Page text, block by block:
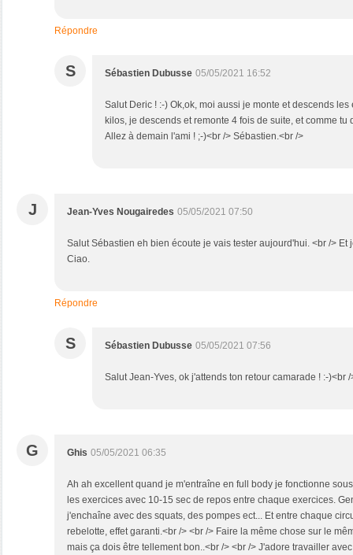
Répondre
S Sébastien Dubusse 05/05/2021 16:52
Salut Deric ! :-) Ok,ok, moi aussi je monte et descends
kilos, je descends et remonte 4 fois de suite, et comme
Allez à demain l'ami ! ;-)<br /> Sébastien.<br />
J Jean-Yves Nougairedes 05/05/2021 07:50
Salut Sébastien eh bien écoute je vais tester aujourd'hui. <br /> Et
Ciao.
Répondre
S Sébastien Dubusse 05/05/2021 07:56
Salut Jean-Yves, ok j'attends ton retour camarade ! :-)<br /
G Ghis 05/05/2021 06:35
Ah ah excellent quand je m'entraîne en full body je fonctionne
les exercices avec 10-15 sec de repos entre chaque exercices.
j'enchaîne avec des squats, des pompes ect... Et entre chaque
rebelotte, effet garanti.<br /> <br /> Faire la même chose sur le
mais ça dois être tellement bon..<br /> <br /> J'adore travailler